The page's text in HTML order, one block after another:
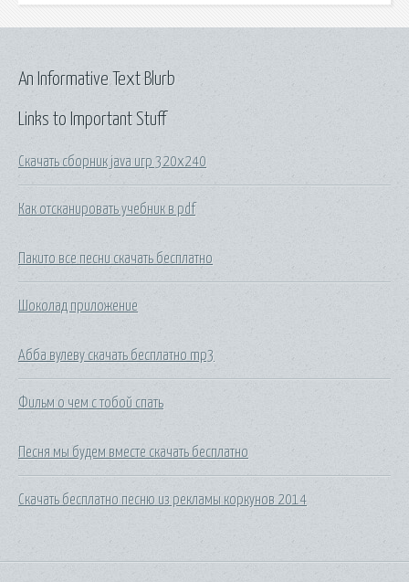
Links to Important Stuff
Скачать сборник java игр 320x240
Как отсканировать учебник в pdf
Пакито все песни скачать бесплатно
Шоколад приложение
Абба вулеву скачать бесплатно mp3
Фильм о чем с тобой спать
Песня мы будем вместе скачать бесплатно
Скачать бесплатно песню из рекламы коркунов 2014
An Informative Text Blurb